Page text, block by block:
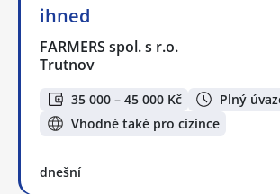
ihned
FARMERS spol. s r.o.
Trutnov
35 000 – 45 000 Kč
Plný
Vhodné také pro cizince
dnešní